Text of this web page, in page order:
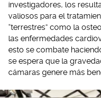
investigadores, los
valiosos para el
“terrestres” como la
las enfermedades
esto se combate
se espera que la
cámaras genere más